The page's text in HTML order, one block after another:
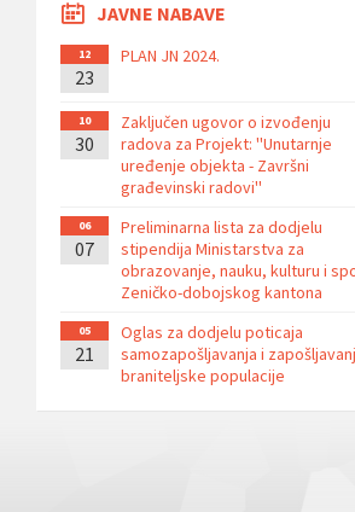
JAVNE NABAVE
12
23
PLAN JN 2024.
10
30
Zaključen ugovor o izvođenju
radova za Projekt: ''Unutarnje
uređenje objekta - Završni
građevinski radovi''
06
07
Preliminarna lista za dodjelu
stipendija Ministarstva za
obrazovanje, nauku, kulturu i
Zeničko-dobojskog kantona
05
21
Oglas za dodjelu poticaja
samozapošljavanja i
braniteljske populacije